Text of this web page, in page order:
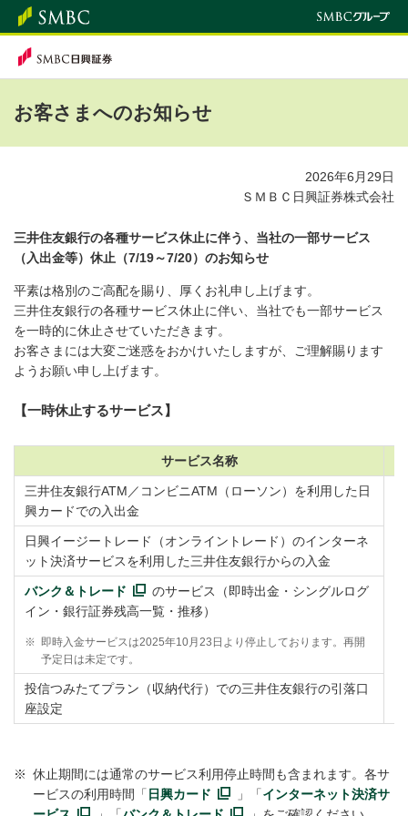
お客さまへのお知らせ
2026年6月29日
ＳＭＢＣ日興証券株式会社
三井住友銀行の各種サービス休止に伴う、当社の一部サービス
（入出金等）休止（7/19～7/20）のお知らせ
平素は格別のご高配を賜り、厚くお礼申し上げます。
三井住友銀行の各種サービス休止に伴い、当社でも一部サービス
を一時的に休止させていただきます。
お客さまには大変ご迷惑をおかけいたしますが、ご理解賜ります
ようお願い申し上げます。
【一時休止するサービス】
サービス名称
三井住友銀行ATM／コンビニATM（ローソン）を利用した日
興カードでの入出金
日興イージートレード（オンライントレード）のインターネ
ット決済サービスを利用した三井住友銀行からの入金
バンク＆トレード
のサービス（即時出金・シングルログ
イン・銀行証券残高一覧・推移）
※ 即時入金サービスは2025年10月23日より停止しております。再開
予定日は未定です。
投信つみたてプラン（収納代行）での三井住友銀行の引落口
座設定
※ 休止期間には通常のサービス利用停止時間も含まれます。各サ
ービスの利用時間「 日興カード 」「インターネット決済サ